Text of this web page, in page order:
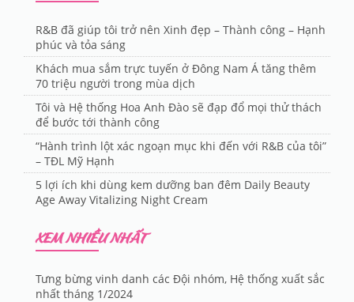
R&B đã giúp tôi trở nên Xinh đẹp – Thành công – Hạnh
phúc và tỏa sáng
Khách mua sắm trực tuyến ở Đông Nam Á tăng thêm
70 triệu người trong mùa dịch
Tôi và Hệ thống Hoa Anh Đào sẽ đạp đổ mọi thử thách
để bước tới thành công
“Hành trình lột xác ngoạn mục khi đến với R&B của tôi”
– TĐL Mỹ Hạnh
5 lợi ích khi dùng kem dưỡng ban đêm Daily Beauty
Age Away Vitalizing Night Cream
XEM NHIỀU NHẤT
Tưng bừng vinh danh các Đội nhóm, Hệ thống xuất sắc
nhất tháng 1/2024